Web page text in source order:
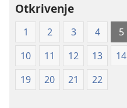
Otkrivenje
1 2 3 4 5
10
11 12 13 14
19
20 21 22